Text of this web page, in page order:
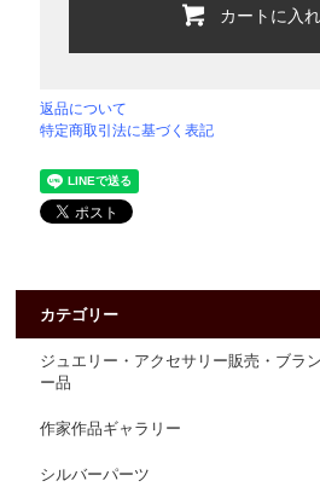
カートに入
返品について
特定商取引法に基づく表記
カテゴリー
ジュエリー・アクセサリー販売・ブラ
ー品
作家作品ギャラリー
シルバーパーツ